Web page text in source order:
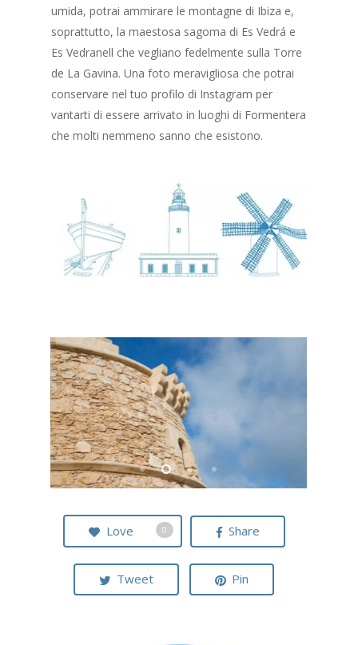
umida, potrai ammirare le montagne di Ibiza e,
soprattutto, la maestosa sagoma di Es Vedrá e
Es Vedranell che vegliano fedelmente sulla Torre
de La Gavina. Una foto meravigliosa che potrai
conservare nel tuo profilo di Instagram per
vantarti di essere arrivato in luoghi di Formentera
che molti nemmeno sanno che esistono.
Love 0 Share
Tweet Pin